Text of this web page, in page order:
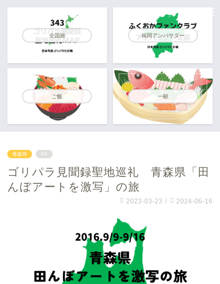
全国旅 福岡アンバサダー
ご飯 一献
青森県 PR
ゴリパラ見聞録聖地巡礼 青森県「田
んぼアートを激写」の旅
2023-03-23 / 2024-06-16